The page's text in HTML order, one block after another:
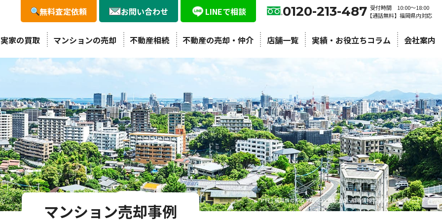
無料査定依頼 お問い合わせ LINEで相談 0120-213-487 受付時間 10:00〜18:00
【通話無料】福岡県内対応
家の買取 マンションの売却 不動産相続 不動産の売却・仲介 店舗一覧 実績・お役立ちコラム 会社案内
ア行 | 福岡市の中古マンション売却査定・相場情報 | 株式会社エステートプラン
マンション売却事例